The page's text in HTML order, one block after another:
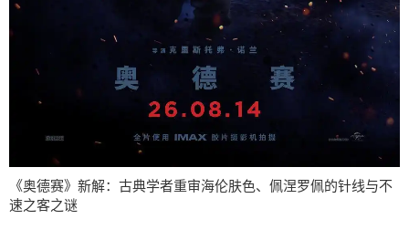
《奥德赛》新解：古典学者重审海伦肤色、佩涅罗佩的针线与不
速之客之谜